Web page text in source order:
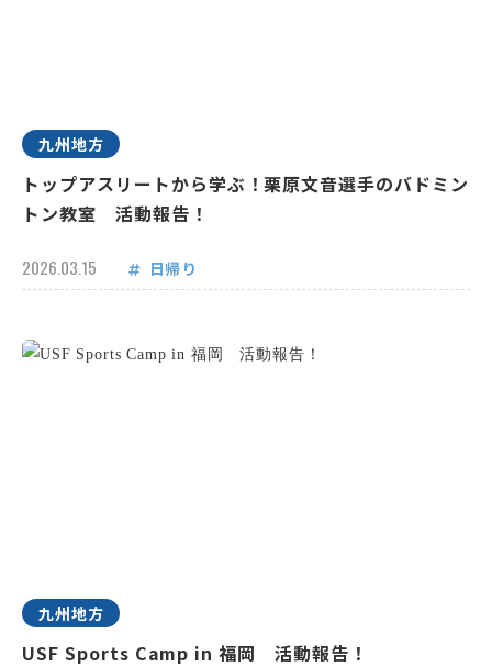
九州地方
トップアスリートから学ぶ！栗原文音選手のバドミン
トン教室 活動報告！
2026.03.15 日帰り
九州地方
USF Sports Camp in 福岡 活動報告！